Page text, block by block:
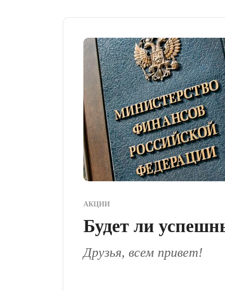
АКЦИИ
Будет ли
Друзья, всем привет!